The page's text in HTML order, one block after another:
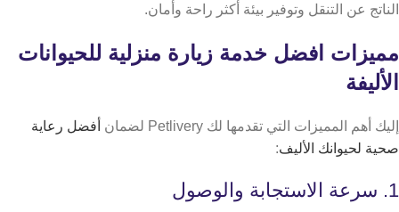
الناتج عن التنقل وتوفير بيئة أكثر راحة وأمان.
مميزات افضل خدمة زيارة منزلية للحيوانات
الأليفة
إليك أهم المميزات التي تقدمها لك Petlivery لضمان
أفضل رعاية
صحية لحيوانك الأليف:
1. سرعة الاستجابة والوصول